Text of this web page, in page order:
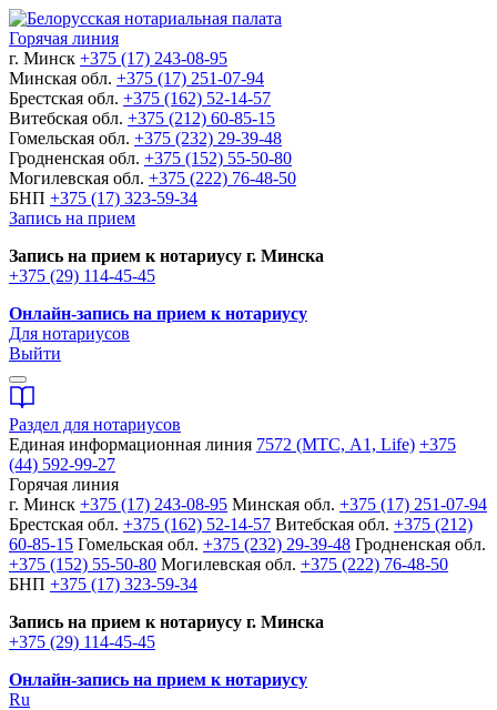
Горячая линия
г. Минск +375 (17) 243-08-95
Минская обл. +375 (17) 251-07-94
Брестская обл. +375 (162) 52-14-57
Витебская обл. +375 (212) 60-85-15
Гомельская обл. +375 (232) 29-39-48
Гродненская обл. +375 (152) 55-50-80
Могилевская обл. +375 (222) 76-48-50
БНП +375 (17) 323-59-34
Запись на прием
Запись на прием к нотариусу г. Минска
+375 (29) 114-45-45
Онлайн-запись на прием к нотариусу
Для нотариусов
Выйти
Раздел для нотариусов
Единая информационная линия 7572 (МТС, A1, Life) +375
(44) 592-99-27
Горячая линия
г. Минск +375 (17) 243-08-95 Минская обл. +375 (17) 251-07-94
Брестская обл. +375 (162) 52-14-57 Витебская обл. +375 (212)
60-85-15 Гомельская обл. +375 (232) 29-39-48 Гродненская обл.
+375 (152) 55-50-80 Могилевская обл. +375 (222) 76-48-50
БНП +375 (17) 323-59-34
Запись на прием к нотариусу г. Минска
+375 (29) 114-45-45
Онлайн-запись на прием к нотариусу
Ru